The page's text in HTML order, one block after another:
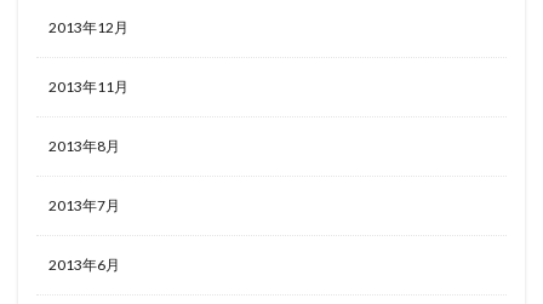
2013年12月
2013年11月
2013年8月
2013年7月
2013年6月